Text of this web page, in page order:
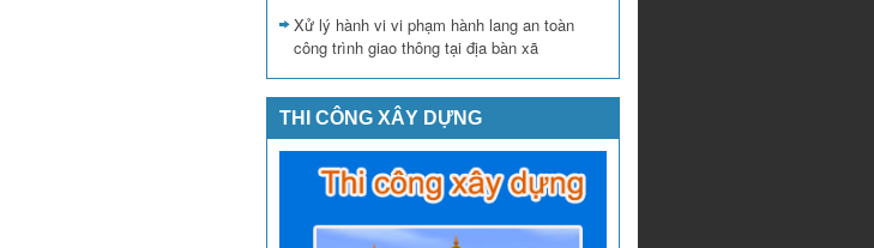
Xử lý hành vi vi phạm hành lang an toàn
công trình giao thông tại địa bàn xã
THI CÔNG XÂY DỰNG